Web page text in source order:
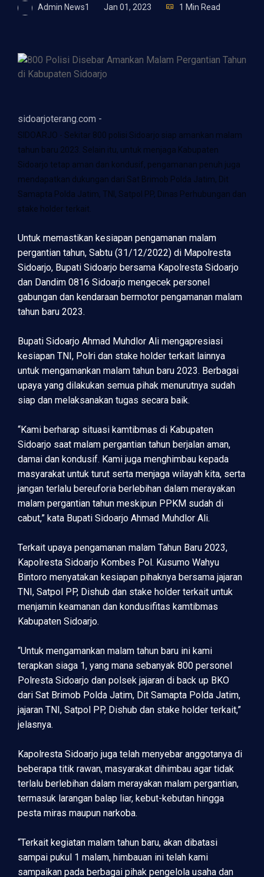
Admin News1 Jan 01, 2023 1 Min Read
sidoarjoterang.com -
SIDOARJO - Sekitar 800 polisi Sidoarjo siap amankan malam
tahun baru 2023. Selain itu, untuk menjaga Kabupaten
Sidoarjo tetap aman dan kondusif, pengamanan penuh juga
mendapatkan dukungan dari Sat Brimob Polda Jatim, Dit
Samapta Polda Jatim, TNI, Satpol PP, Dinas Perhubungan dan
stake holder terkait.
Untuk memastikan kesiapan pengamanan malam
pergantian tahun, Sabtu (31/12/2022) di Mapolresta
Sidoarjo, Bupati Sidoarjo bersama Kapolresta Sidoarjo
dan Dandim 0816 Sidoarjo mengecek personel
gabungan dan kendaraan bermotor pengamanan malam
tahun baru 2023.
Bupati Sidoarjo Ahmad Muhdlor Ali mengapresiasi
kesiapan TNI, Polri dan stake holder terkait lainnya
untuk mengamankan malam tahun baru 2023. Berbagai
upaya yang dilakukan semua pihak menurutnya sudah
siap dan melaksanakan tugas secara baik.
“Kami berharap situasi kamtibmas di Kabupaten
Sidoarjo saat malam pergantian tahun berjalan aman,
damai dan kondusif. Kami juga menghimbau kepada
masyarakat untuk turut serta menjaga wilayah kita, serta
jangan terlalu bereuforia berlebihan dalam merayakan
malam pergantian tahun meskipun PPKM sudah di
cabut,” kata Bupati Sidoarjo Ahmad Muhdlor Ali.
Terkait upaya pengamanan malam Tahun Baru 2023,
Kapolresta Sidoarjo Kombes Pol. Kusumo Wahyu
Bintoro menyatakan kesiapan pihaknya bersama jajaran
TNI, Satpol PP, Dishub dan stake holder terkait untuk
menjamin keamanan dan kondusifitas kamtibmas
Kabupaten Sidoarjo.
“Untuk mengamankan malam tahun baru ini kami
terapkan siaga 1, yang mana sebanyak 800 personel
Polresta Sidoarjo dan polsek jajaran di back up BKO
dari Sat Brimob Polda Jatim, Dit Samapta Polda Jatim,
jajaran TNI, Satpol PP, Dishub dan stake holder terkait,”
jelasnya.
Kapolresta Sidoarjo juga telah menyebar anggotanya di
beberapa titik rawan, masyarakat dihimbau agar tidak
terlalu berlebihan dalam merayakan malam pergantian,
termasuk larangan balap liar, kebut-kebutan hingga
pesta miras maupun narkoba.
“Terkait kegiatan malam tahun baru, akan dibatasi
sampai pukul 1 malam, himbauan ini telah kami
sampaikan pada berbagai pihak pengelola usaha dan